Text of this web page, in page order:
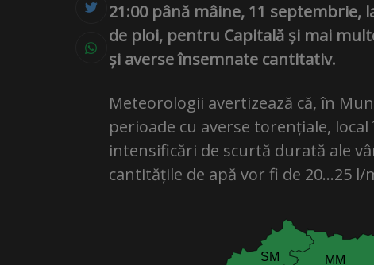
21:00 până mâine, 11 septembrie,
de ploi, pentru Capitală și mai
și averse însemnate cantitativ.
Meteorologii avertizează că, în
perioade cu averse torențiale,
intensificări de scurtă durată ale
cantitățile de apă vor fi de 20…25